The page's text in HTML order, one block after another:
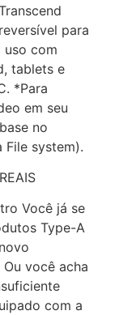
para
uso com
tablets e
*Para
em seu
no
File system).
Você já se
Type-A
você acha
com a